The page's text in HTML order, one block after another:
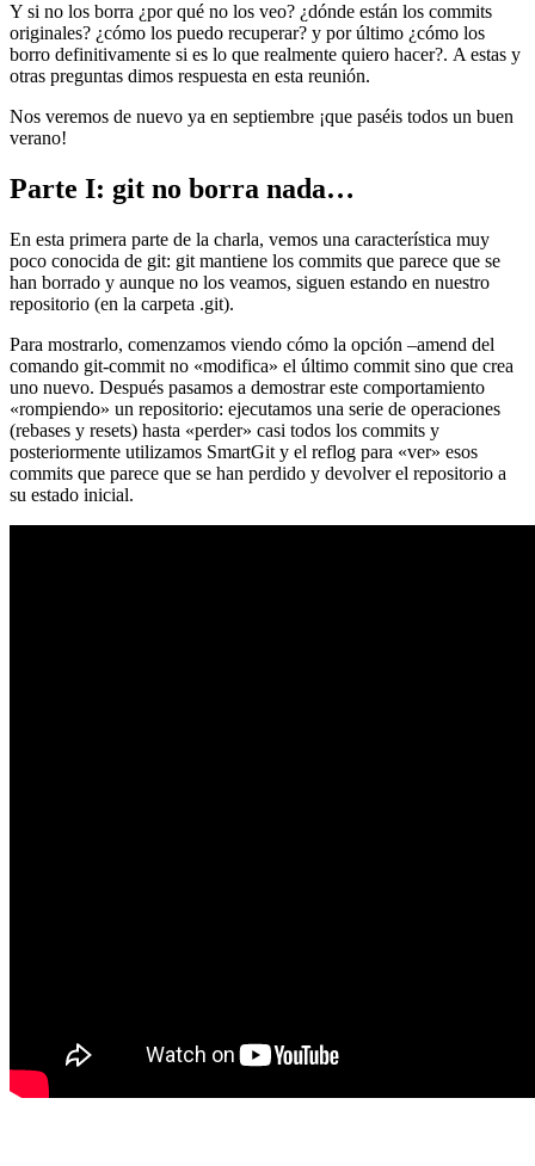
Y si no los borra ¿por qué no los veo? ¿dónde están los commits
originales? ¿cómo los puedo recuperar? y por último ¿cómo los
borro definitivamente si es lo que realmente quiero hacer?. A estas y
otras preguntas dimos respuesta en esta reunión.
Nos veremos de nuevo ya en septiembre ¡que paséis todos un buen
verano!
Parte I: git no borra nada…
En esta primera parte de la charla, vemos una característica muy
poco conocida de git: git mantiene los commits que parece que se
han borrado y aunque no los veamos, siguen estando en nuestro
repositorio (en la carpeta .git).
Para mostrarlo, comenzamos viendo cómo la opción –amend del
comando git-commit no «modifica» el último commit sino que crea
uno nuevo. Después pasamos a demostrar este comportamiento
«rompiendo» un repositorio: ejecutamos una serie de operaciones
(rebases y resets) hasta «perder» casi todos los commits y
posteriormente utilizamos SmartGit y el reflog para «ver» esos
commits que parece que se han perdido y devolver el repositorio a
su estado inicial.